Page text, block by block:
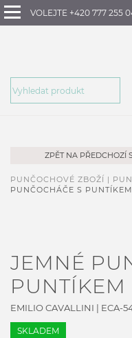
VOLEJTE +420 777 255
ZPĚT NA PŘEDCHOZÍ
PUNČOCHOVÉ ZBOŽÍ |
PUNČOCHÁČE S PUNTÍKEM
JEMNÉ
PUNTÍKEM
EMILIO CAVALLINI | ECA-
SKLADEM